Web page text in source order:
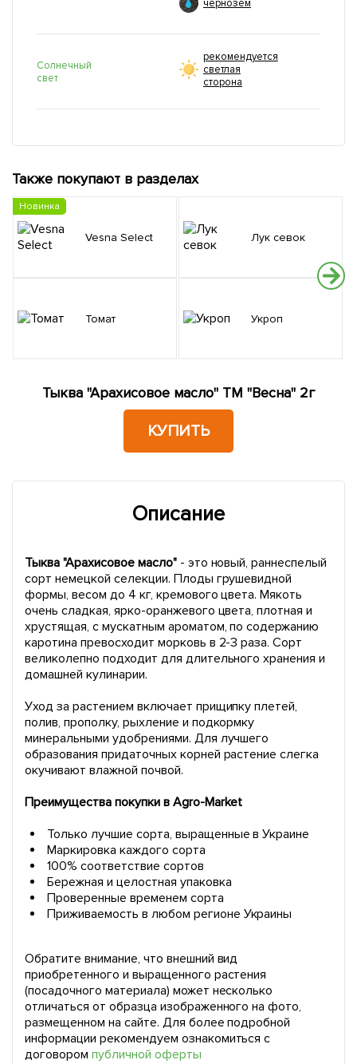
чернозем
Солнечный
свет
рекомендуется
светлая
сторона
Также покупают в разделах
Новинка
Vesna Select
Томат
Лук севок
Укроп
Тыква "Арахисовое масло" ТМ "Весна" 2г
КУПИТЬ
Описание
Тыква "Арахисовое масло"- это новый, раннеспелый
сорт немецкой селекции. Плоды грушевидной
формы, весом до 4 кг, кремового цвета. Мякоть
очень сладкая, ярко-оранжевого цвета, плотная и
хрустящая, с мускатным ароматом, по содержанию
каротина превосходит морковь в 2-3 раза. Сорт
великолепно подходит для длительного хранения и
домашней кулинарии.
Уход за растением включает прищипку плетей,
полив, прополку, рыхление и подкормку
минеральными удобрениями. Для лучшего
образования придаточных корней растение слегка
окучивают влажной почвой.
Преимущества покупки в Agro-Market
Только лучшие сорта, выращенные в Украине
Маркировка каждого сорта
100% соответствие сортов
Бережная и целостная упаковка
Проверенные временем сорта
Приживаемость в любом регионе Украины
Обратите внимание, что внешний вид
приобретенного и выращенного растения
(посадочного материала) может несколько
отличаться от образца изображенного на фото,
размещенном на сайте. Для более подробной
информации рекомендуем ознакомиться с
договором публичной оферты